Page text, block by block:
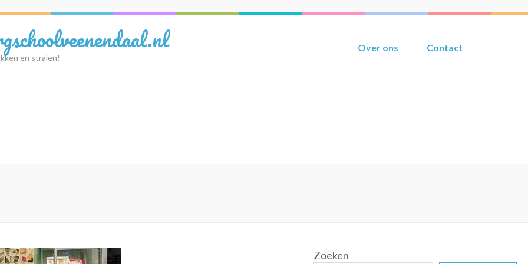
en stralen!
Over ons Contact
Zoeken